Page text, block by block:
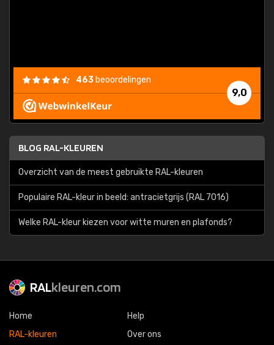
9,0
463 beoordelingen
BLOG RAL-KLEUREN
Overzicht van de meest gebruikte RAL-kleuren
Populaire RAL-kleur in beeld: antracietgrijs (RAL 7016)
Welke RAL-kleur kiezen voor witte muren en plafonds?
RALkleuren.com
Home
RAL-kleuren
Help
Over ons